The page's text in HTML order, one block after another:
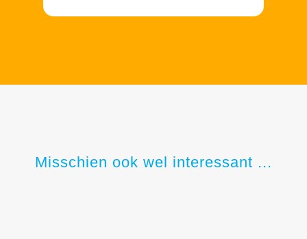
Misschien ook wel interessant ...